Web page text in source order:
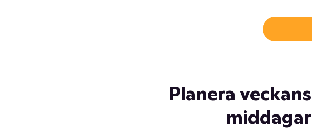
Planera veckans
middagar